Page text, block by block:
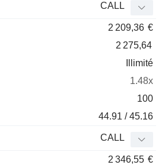
CALL
2 209,36 €
2 275,64
Illimité
1.48x
100
44.91 / 45.16
CALL
2 346,55 €